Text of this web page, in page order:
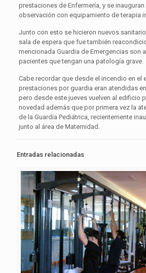
prestaciones de Enfermería, y se
observación con equipamiento de terapia
Junto con esto se hicieron nuevos
sala de espera que fue también
mencionada Guardia de Emergencias son
pacientes que tengan una patología grave.
Cabe recordar que desde el incendio en el
prestaciones por guardia eran atendidas
pero desde este jueves vuelven al edificio
novedad además que por primera vez la
de la Guardia Pediátrica, recientemente
junto al área de Maternidad.
Entradas relacionadas